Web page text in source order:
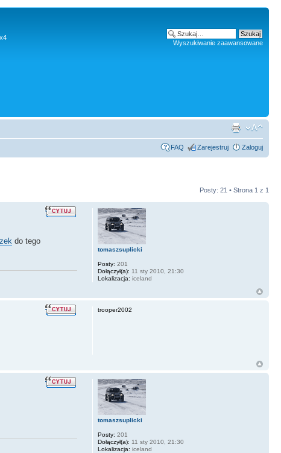
Wyszukiwanie zaawansowane
FAQ Zarejestruj Zaloguj
Posty: 21 • Strona 1 z 1
do tego
tomaszsuplicki
Posty: 201
Dołączył(a): 11 sty 2010, 21:30
Lokalizacja: iceland
trooper2002
tomaszsuplicki
Posty: 201
Dołączył(a): 11 sty 2010, 21:30
Lokalizacja: iceland